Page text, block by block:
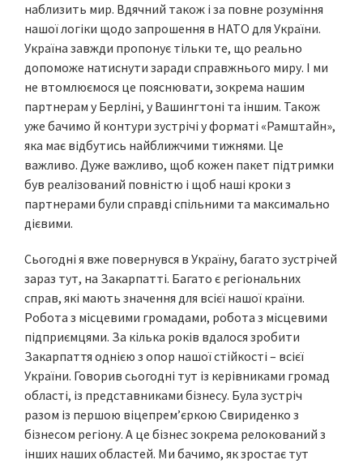
наблизить мир. Вдячний також і за повне розуміння
нашої логіки щодо запрошення в НАТО для України.
Україна завжди пропонує тільки те, що реально
допоможе натиснути заради справжнього миру. І ми
не втомлюємося це пояснювати, зокрема нашим
партнерам у Берліні, у Вашингтоні та іншим. Також
уже бачимо й контури зустрічі у форматі «Рамштайн»,
яка має відбутись найближчими тижнями. Це
важливо. Дуже важливо, щоб кожен пакет підтримки
був реалізований повністю і щоб наші кроки з
партнерами були справді спільними та максимально
дієвими.
Сьогодні я вже повернувся в Україну, багато зустрічей
зараз тут, на Закарпатті. Багато є регіональних
справ, які мають значення для всієї нашої країни.
Робота з місцевими громадами, робота з місцевими
підприємцями. За кілька років вдалося зробити
Закарпаття однією з опор нашої стійкості – всієї
України. Говорив сьогодні тут із керівниками громад
області, із представниками бізнесу. Була зустріч
разом із першою віцепремʼєркою Свириденко з
бізнесом регіону. А це бізнес зокрема релокований з
інших наших областей. Ми бачимо, як зростає тут